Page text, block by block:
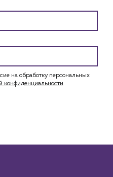
на обработку персональных
конфиденциальности